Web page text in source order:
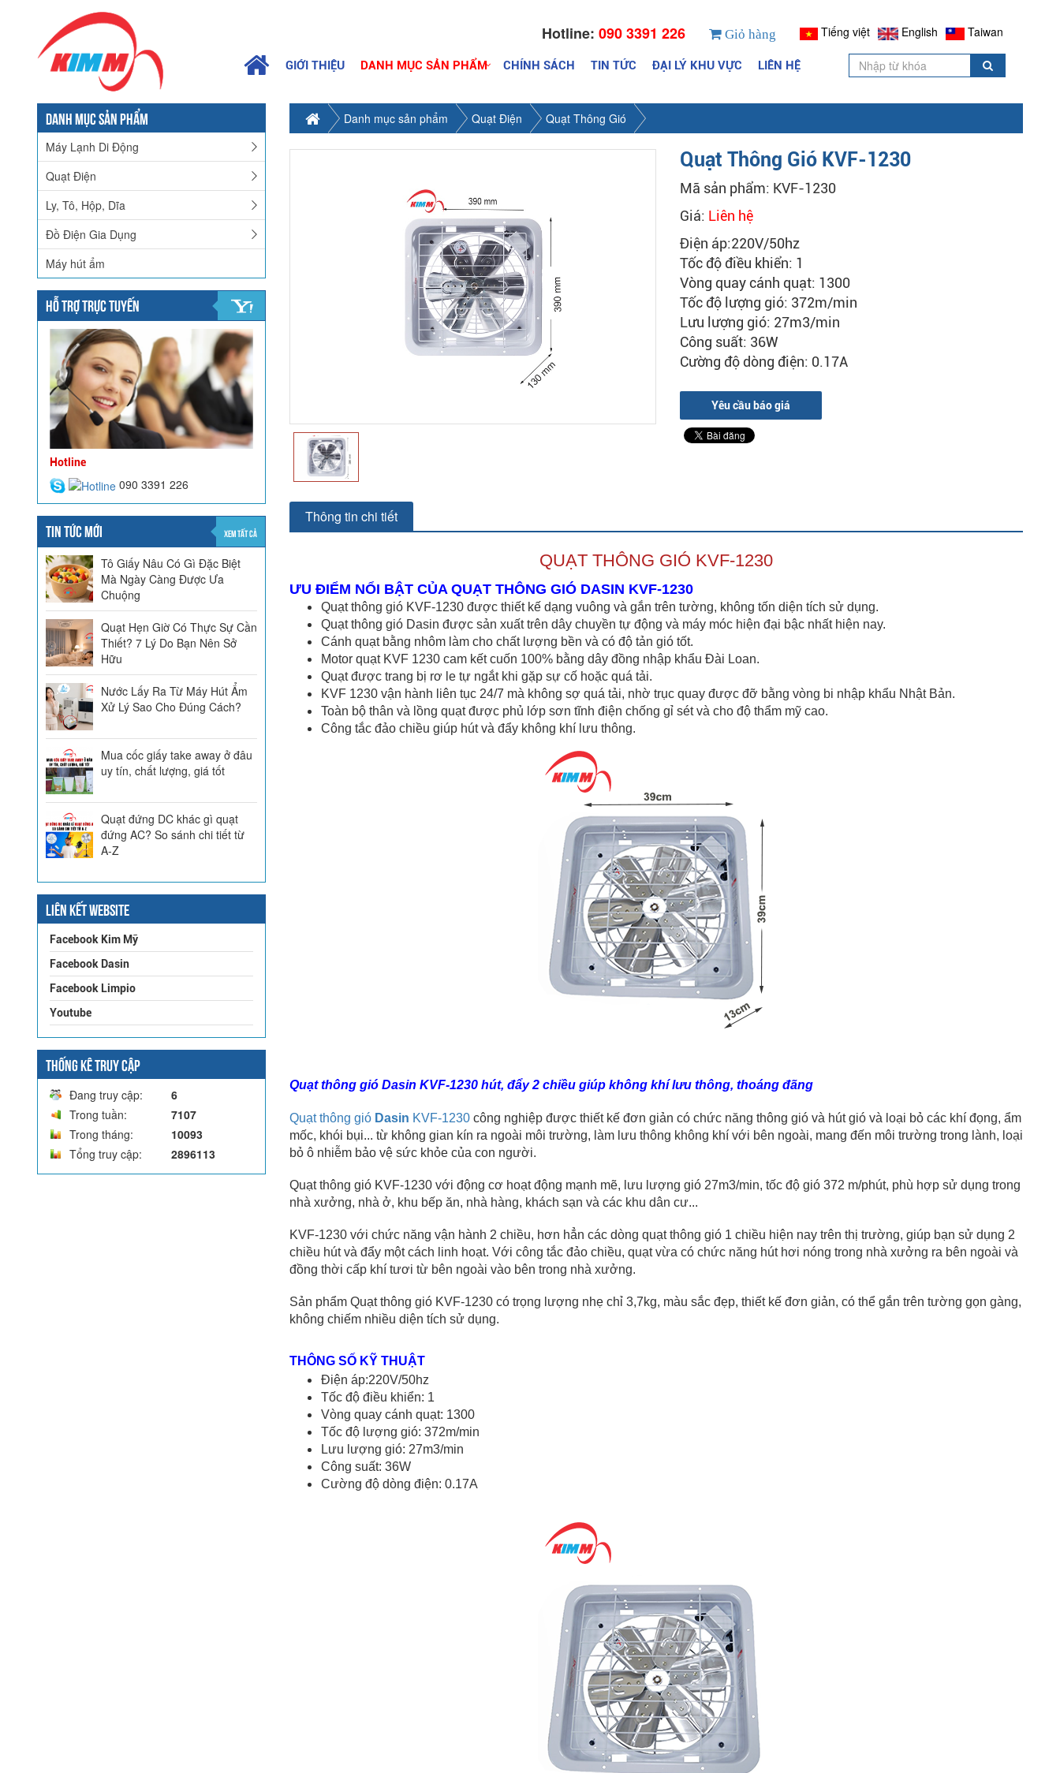
Hotline: 090 3391 226 Giỏ hàng Tiếng việt English Taiwan
GIỚI THIỆU DANH MỤC SẢN PHẨM CHÍNH SÁCH TIN TỨC ĐẠI LÝ KHU VỰC LIÊN HỆ
DANH MỤC SẢN PHẨM
Máy Lạnh Di Động
Quạt Điện
Ly, Tô, Hộp, Dĩa
Đồ Điện Gia Dụng
Máy hút ẩm
HỖ TRỢ TRỰC TUYẾN
Hotline
090 3391 226
TIN TỨC MỚI XEM TẤT CẢ
Tô Giấy Nâu Có Gì Đặc Biệt
Mà Ngày Càng Được Ưa
Chuộng
Quạt Hẹn Giờ Có Thực Sự Cần
Thiết? 7 Lý Do Bạn Nên Sở
Hữu
Nước Lấy Ra Từ Máy Hút Ẩm
Xử Lý Sao Cho Đúng Cách?
Mua cốc giấy take away ở đâu
uy tín, chất lượng, giá tốt
Quạt đứng DC khác gì quạt
đứng AC? So sánh chi tiết từ
A-Z
LIÊN KẾT WEBSITE
Facebook Kim Mỹ
Facebook Dasin
Facebook Limpio
Youtube
THỐNG KÊ TRUY CẬP
Đang truy cập:
6
Trong tuần:
7107
Trong tháng:
10093
Tổng truy cập:
2896113
Danh mục sản phẩm Quạt Điện Quạt Thông Gió
Quạt Thông Gió KVF-1230
Mã sản phẩm: KVF-1230
Giá: Liên hệ
Điện áp:220V/50hz
Tốc độ điều khiển: 1
Vòng quay cánh quạt: 1300
Tốc độ lượng gió: 372m/min
Lưu lượng gió: 27m3/min
Công suất: 36W
Cường độ dòng điện: 0.17A
Yêu cầu báo giá
Thông tin chi tiết
QUẠT THÔNG GIÓ KVF-1230
ƯU ĐIỂM NỔI BẬT CỦA QUẠT THÔNG GIÓ DASIN KVF-1230
Quạt thông gió KVF-1230 được thiết kế dạng vuông và gắn trên tường, không tốn diện tích sử dụng.
Quạt thông gió Dasin được sản xuất trên dây chuyền tự động và máy móc hiện đại bậc nhất hiện nay.
Cánh quạt bằng nhôm làm cho chất lượng bền và có độ tản gió tốt.
Motor quạt KVF 1230 cam kết cuốn 100% bằng dây đồng nhập khẩu Đài Loan.
Quạt được trang bị rơ le tự ngắt khi gặp sự cố hoặc quá tải.
KVF 1230 vận hành liên tục 24/7 mà không sợ quá tải, nhờ trục quay được đỡ bằng vòng bi nhập khẩu Nhật Bản.
Toàn bộ thân và lồng quạt được phủ lớp sơn tĩnh điện chống gỉ sét và cho độ thẩm mỹ cao.
Công tắc đảo chiều giúp hút và đẩy không khí lưu thông.
Quạt thông gió Dasin KVF-1230 hút, đẩy 2 chiều giúp không khí lưu thông, thoáng đãng
Quạt thông gió Dasin KVF-1230 công nghiệp được thiết kế đơn giản có chức năng thông gió và hút gió và loại bỏ các khí đọng, ẩm
mốc, khói bụi... từ không gian kín ra ngoài môi trường, làm lưu thông không khí với bên ngoài, mang đến môi trường trong lành, loại
bỏ ô nhiễm bảo vệ sức khỏe của con người.
Quạt thông gió KVF-1230 với động cơ hoạt động mạnh mẽ, lưu lượng gió 27m3/min, tốc độ gió 372 m/phút, phù hợp sử dụng trong
nhà xưởng, nhà ở, khu bếp ăn, nhà hàng, khách sạn và các khu dân cư...
KVF-1230 với chức năng vận hành 2 chiều, hơn hẳn các dòng quạt thông gió 1 chiều hiện nay trên thị trường, giúp bạn sử dụng 2
chiều hút và đẩy một cách linh hoạt. Với công tắc đảo chiều, quạt vừa có chức năng hút hơi nóng trong nhà xưởng ra bên ngoài và
đồng thời cấp khí tươi từ bên ngoài vào bên trong nhà xưởng.
Sản phẩm Quạt thông gió KVF-1230 có trọng lượng nhẹ chỉ 3,7kg, màu sắc đẹp, thiết kế đơn giản, có thể gắn trên tường gọn gàng,
không chiếm nhiều diện tích sử dụng.
THÔNG SỐ KỸ THUẬT
Điện áp:220V/50hz
Tốc độ điều khiển: 1
Vòng quay cánh quạt: 1300
Tốc độ lượng gió: 372m/min
Lưu lượng gió: 27m3/min
Công suất: 36W
Cường độ dòng điện: 0.17A